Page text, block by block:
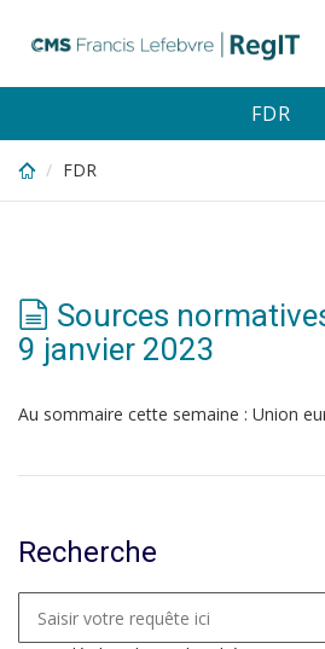
content
FDR
FDR
Sources
9 janvier 2023
Au sommaire cette semaine : Union
Recherche